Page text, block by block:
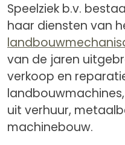
Speelziek b.v.
haar diensten van
van de jaren
verkoop en
uit verhuur,
machinebouw.